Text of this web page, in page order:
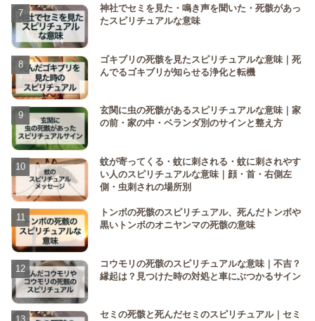
神社でセミを見た・鳴き声を聞いた・死骸があっ
たスピリチュアルな意味
ゴキブリの死骸を見たスピリチュアルな意味｜死
んでるゴキブリが知らせる浄化と転機
玄関に虫の死骸があるスピリチュアルな意味｜家
の前・家の中・ベランダ別のサインと整え方
蚊が寄ってくる・蚊に刺される・蚊に刺されやす
い人のスピリチュアルな意味｜顔・首・右側左
側・虫刺されの場所別
トンボの死骸のスピリチュアル、死んだトンボや
黒いトンボのオニヤンマの死骸の意味
コウモリの死骸のスピリチュアルな意味｜不吉？
縁起は？見つけた時の対処と車にぶつかるサイン
セミの死骸と死んだセミのスピリチュアル｜セミ